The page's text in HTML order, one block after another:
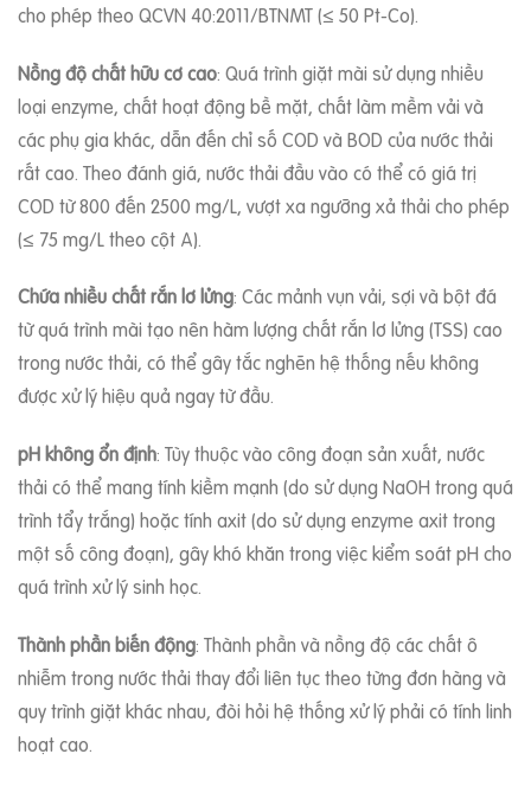
cho phép theo QCVN 40:2011/BTNMT (≤ 50 Pt-Co).
Nồng độ chất hữu cơ cao: Quá trình giặt mài sử dụng nhiều
loại enzyme, chất hoạt động bề mặt, chất làm mềm vải và
các phụ gia khác, dẫn đến chỉ số COD và BOD của nước thải
rất cao. Theo đánh giá, nước thải đầu vào có thể có giá trị
COD từ 800 đến 2500 mg/L, vượt xa ngưỡng xả thải cho phép
(≤ 75 mg/L theo cột A).
Chứa nhiều chất rắn lơ lửng: Các mảnh vụn vải, sợi và bột đá
từ quá trình mài tạo nên hàm lượng chất rắn lơ lửng (TSS) cao
trong nước thải, có thể gây tắc nghẽn hệ thống nếu không
được xử lý hiệu quả ngay từ đầu.
pH không ổn định: Tùy thuộc vào công đoạn sản xuất, nước
thải có thể mang tính kiềm mạnh (do sử dụng NaOH trong quá
trình tẩy trắng) hoặc tính axit (do sử dụng enzyme axit trong
một số công đoạn), gây khó khăn trong việc kiểm soát pH cho
quá trình xử lý sinh học.
Thành phần biến động: Thành phần và nồng độ các chất ô
nhiễm trong nước thải thay đổi liên tục theo từng đơn hàng và
quy trình giặt khác nhau, đòi hỏi hệ thống xử lý phải có tính linh
hoạt cao.